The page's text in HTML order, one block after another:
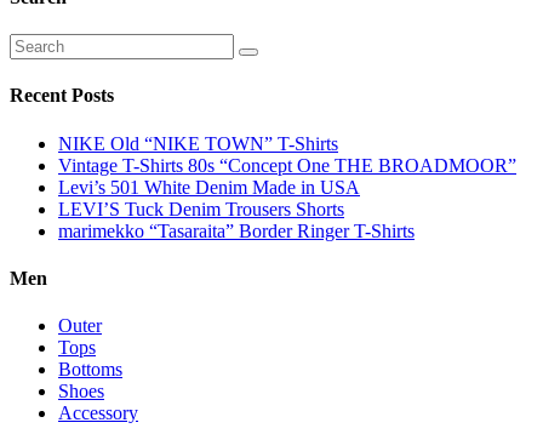
Recent Posts
NIKE Old “NIKE TOWN” T-Shirts
Vintage T-Shirts 80s “Concept One THE BROADMOOR”
Levi’s 501 White Denim Made in USA
LEVI’S Tuck Denim Trousers Shorts
marimekko “Tasaraita” Border Ringer T-Shirts
Men
Outer
Tops
Bottoms
Shoes
Accessory